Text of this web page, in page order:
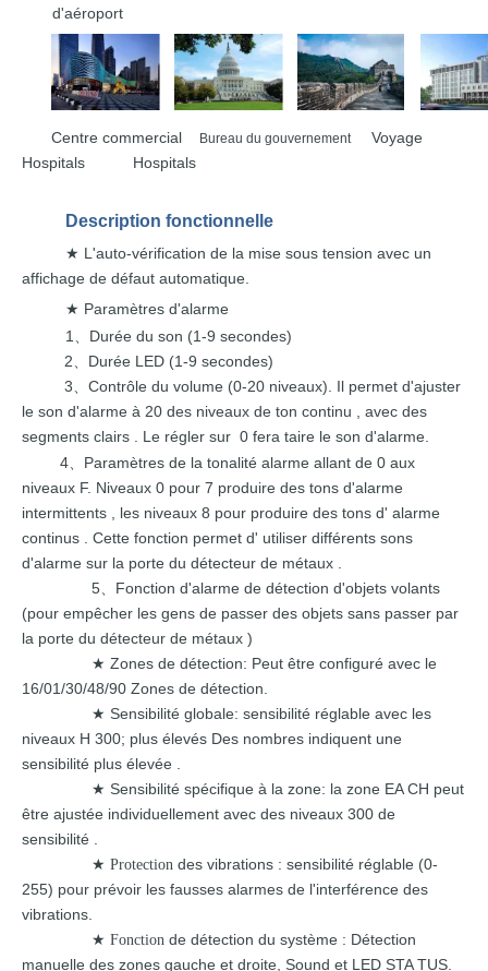
d'aéroport
Centre commercial Bureau du gouvernement
Voyage
Hospitals Hospitals
Description fonctionnelle
★ L'auto-vérification de la mise sous tension avec un
affichage de défaut automatique.
★ Paramètres d'alarme
1
Durée du son (1-9 secondes)
2
Durée LED (1-9 secondes)
3
Contrôle du volume (0-20 niveaux). Il permet d'ajuster
le son d'alarme à 20 des niveaux de ton continu
avec des
segments clairs Le régler sur 0 fera taire le son d'alarme.
4、 Paramètres de la tonalité alarme allant de 0 aux
niveaux F. Niveaux 0 pour 7 produire des tons d'alarme
intermittents
les niveaux 8 pour produire des tons d' alarme
continus
. Cette fonction permet d' utiliser différents sons
d'alarme sur la porte du détecteur de métaux
5、 Fonction d'alarme de détection d'objets volants
(pour empêcher les gens de passer des objets sans passer par
la porte du détecteur de métaux )
★ Zones de détection: Peut être configuré avec le
16/01/30/48/90 Zones de détection.
★ Sensibilité globale: sensibilité réglable avec les
niveaux H 300; plus élevés Des nombres indiquent une
sensibilité plus élevée
★ Sensibilité spécifique à la zone: la zone EACH peut
être ajustée individuellement avec des niveaux 300 de
sensibilité
★ Protection des vibrations : sensibilité réglable (0-
255) pour prévoir les fausses alarmes de l'interférence des
vibrations.
★ Fonction de détection du système : Détection
manuelle des zones gauche et droite, Sound et LED STATUS.